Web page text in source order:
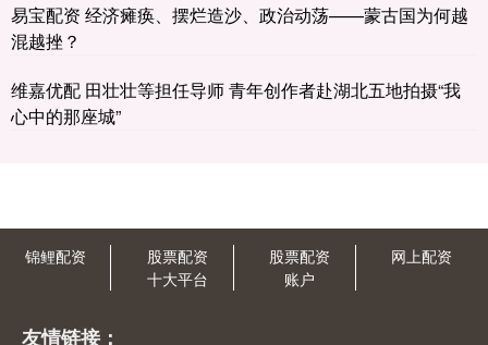
易宝配资 经济瘫痪、摆烂造沙、政治动荡——蒙古国为何越
混越挫？
维嘉优配 田壮壮等担任导师 青年创作者赴湖北五地拍摄“我
心中的那座城”
锦鲤配资
股票配资
十大平台
股票配资
账户
网上配资
友情链接：